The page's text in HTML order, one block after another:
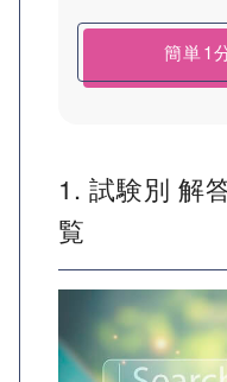
簡単1
1. 試験別 解
覧